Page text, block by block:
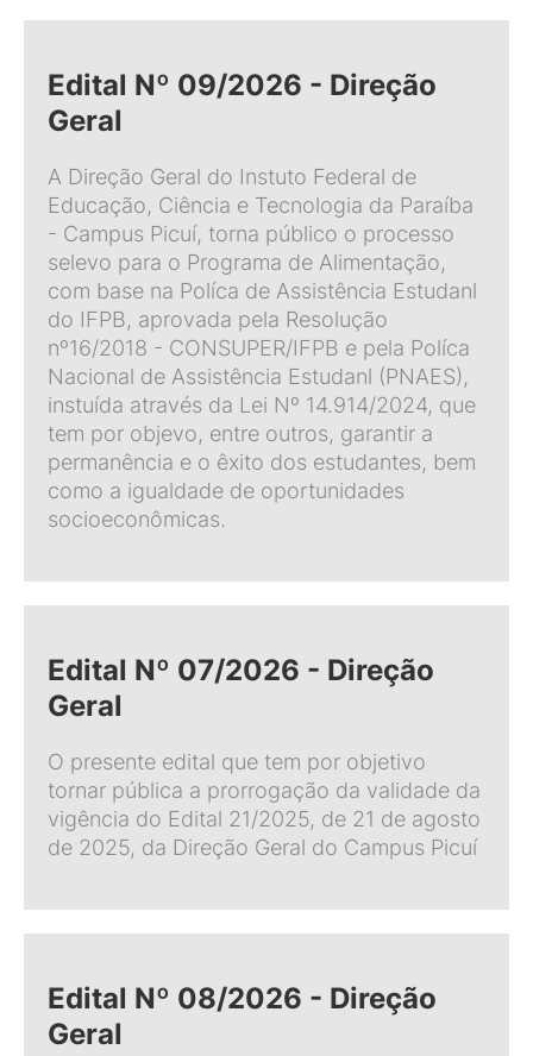
Edital Nº 09/2026 - Direção
Geral
A Direção Geral do Instuto Federal de
Educação, Ciência e Tecnologia da Paraíba
- Campus Picuí, torna público o processo
selevo para o Programa de Alimentação,
com base na Políca de Assistência Estudanl
do IFPB, aprovada pela Resolução
nº16/2018 - CONSUPER/IFPB e pela Políca
Nacional de Assistência Estudanl (PNAES),
instuída através da Lei Nº 14.914/2024, que
tem por objevo, entre outros, garantir a
permanência e o êxito dos estudantes, bem
como a igualdade de oportunidades
socioeconômicas.
Edital Nº 07/2026 - Direção
Geral
O presente edital que tem por objetivo
tornar pública a prorrogação da validade da
vigência do Edital 21/2025, de 21 de agosto
de 2025, da Direção Geral do Campus Picuí
Edital Nº 08/2026 - Direção
Geral